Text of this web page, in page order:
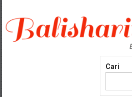
konten
Cari